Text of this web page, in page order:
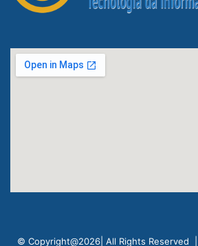
© Copyright@2026| All Rights Reserved |